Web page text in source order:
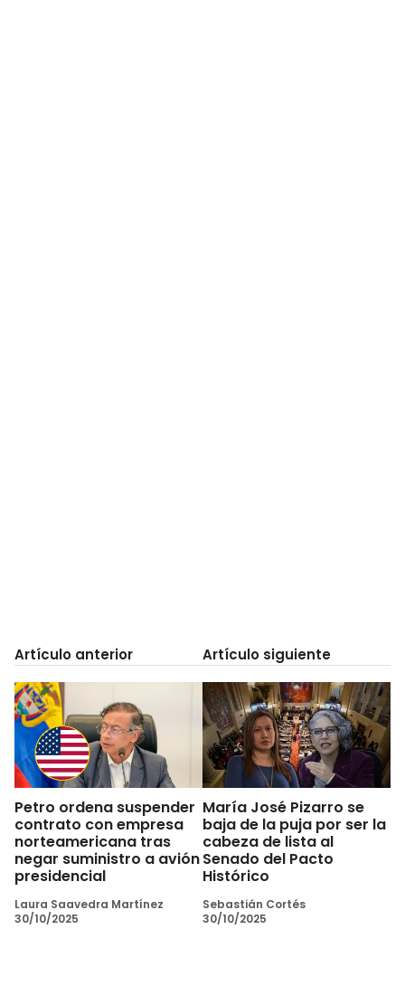
Artículo anterior
Petro ordena suspender
contrato con empresa
norteamericana tras
negar suministro a avión
presidencial
Laura Saavedra Martínez
30/10/2025
Artículo siguiente
María José Pizarro se
baja de la puja por ser la
cabeza de lista al
Senado del Pacto
Histórico
Sebastián Cortés
30/10/2025